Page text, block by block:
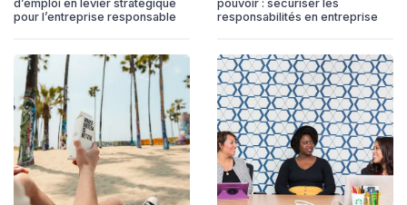
d’emploi en levier stratégique
pour l’entreprise responsable
pouvoir : sécuriser les
responsabilités en entreprise